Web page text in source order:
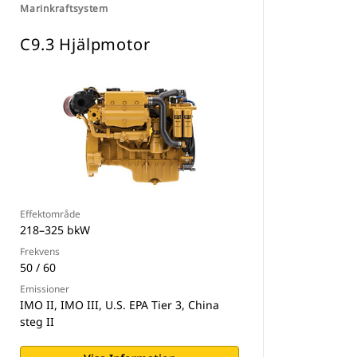
Marinkraftsystem
C9.3 Hjälpmotor
Effektområde
218–325 bkW
Frekvens
50 / 60
Emissioner
IMO II, IMO III, U.S. EPA Tier 3, China
steg II